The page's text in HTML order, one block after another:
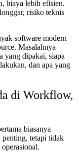
biaya lebih efisien.
risiko teknis
software modern
Masalahnya
yang dipakai, siapa
dan apa yang
di Workflow,
biasanya
penting, tetapi tidak